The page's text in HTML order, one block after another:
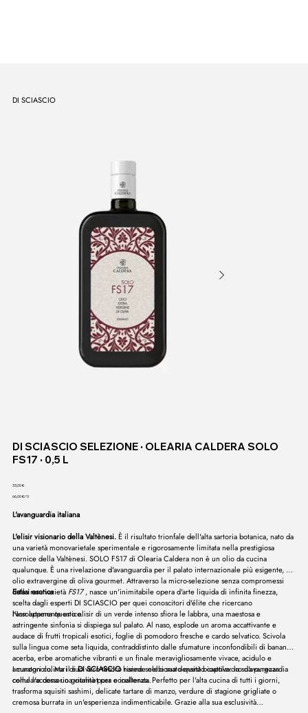
DI SCIASCIO
DI SCIASCIO SELEZIONE ∙ OLEARIA CALDERA SOLO
FS17 ∙ 0,5 L
Prezzo
33,00 €
66,00 €
1
litro
66,00 €/1l
L'avanguardia italiana
L'elisir visionario della Valtènesi.È il risultato trionfale dell'alta sartoria botanica, nato da
una varietà monovarietale sperimentale e rigorosamente limitata nella prestigiosa
cornice della Valtènesi. SOLO FS17 di Olearia Caldera non è un olio da cucina
qualunque. È una rivelazione d'avanguardia per il palato internazionale più esigente, un
olio extravergine di oliva gourmet. Attraverso la micro-selezione senza compromessi
della rara varietà FS17, nasce un'inimitabile opera d'arte liquida di infinita finezza,
scelta dagli esperti DI SCIASCIO per quei conoscitori d'élite che ricercano
l'assolutamente unico.
Estasi esotica
Non appena questo elisir di un verde intenso sfiora le labbra, una maestosa e
astringente sinfonia si dispiega sul palato. Al naso, esplode un aroma accattivante e
audace di frutti tropicali esotici, foglie di pomodoro fresche e cardo selvatico. Scivola
sulla lingua come seta liquida, contraddistinto dalle sfumature inconfondibili di banana
acerba, erbe aromatiche vibranti e un finale meravigliosamente vivace, acidulo e
amarognolo. Ma il suo vero tesoro risiede nella sua densità bioattiva: la sua purezza
cellulare dona una vitalità pura e inalterata.
I curatori culinari diDI SCIASCIOhanno selezionato questo capolavoro d'avanguardia
come l'accessorio gourmet per eccellenza. Perfetto per l'alta cucina di tutti i giorni,
trasforma squisiti sashimi, delicate tartare di manzo, verdure di stagione grigliate o
cremosa burrata in un'esperienza indimenticabile. Grazie alla sua esclusività